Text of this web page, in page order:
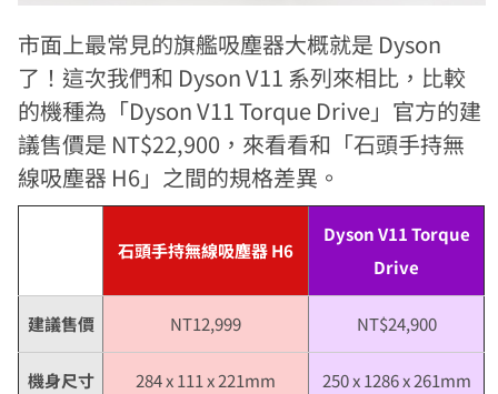
市面上最常見的旗艦吸塵器大概就是 Dyson
了！這次我們和 Dyson V11 系列來相比，比較
的機種為「Dyson V11 Torque Drive」官方的建
議售價是 NT$22,900，來看看和「石頭手持無
線吸塵器 H6」之間的規格差異。
石頭手持無線吸塵器 H6
Dyson V11 Torque
Drive
建議售價 NT12,999 NT$24,900
機身尺寸 284 x 111 x 221mm 250 x 1286 x 261mm